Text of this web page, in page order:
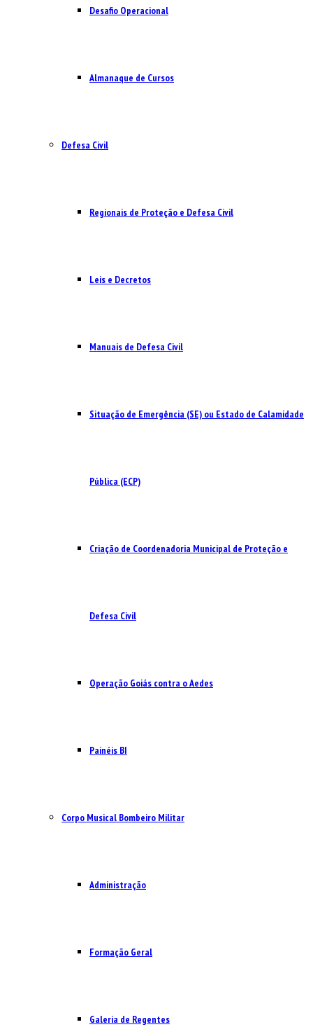
Desafio Operacional
Almanaque de Cursos
Defesa Civil
Regionais de Proteção e Defesa Civil
Leis e Decretos
Manuais de Defesa Civil
Situação de Emergência (SE) ou Estado de Calamidade
Pública (ECP)
Criação de Coordenadoria Municipal de Proteção e
Defesa Civil
Operação Goiás contra o Aedes
Painéis BI
Corpo Musical Bombeiro Militar
Administração
Formação Geral
Galeria de Regentes